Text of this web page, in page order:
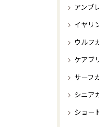
アンブ
イヤリ
ウルフ
ケアブ
サーフ
シニア
ショー